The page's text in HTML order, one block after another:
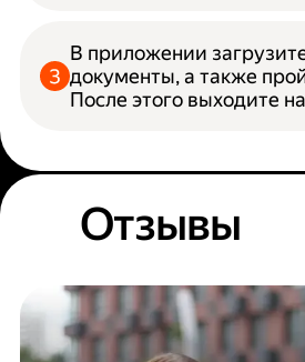
В приложении
документы, а также
После этого выходите
Отзывы